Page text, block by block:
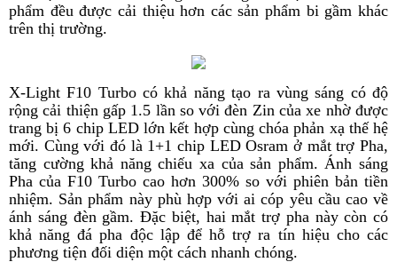
phẩm đều được cải thiệu hơn các sản phẩm bi gầm khác
trên thị trường.
X-Light F10 Turbo có khả năng tạo ra vùng sáng có độ
rộng cải thiện gấp 1.5 lần so với đèn Zin của xe nhờ được
trang bị 6 chip LED lớn kết hợp cùng chóa phản xạ thế hệ
mới. Cùng với đó là 1+1 chip LED Osram ở mắt trợ Pha,
tăng cường khả năng chiếu xa của sản phẩm. Ánh sáng
Pha của F10 Turbo cao hơn 300% so với phiên bản tiền
nhiệm. Sản phẩm này phù hợp với ai cóp yêu cầu cao về
ánh sáng đèn gầm. Đặc biệt, hai mắt trợ pha này còn có
khả năng đá pha độc lập để hỗ trợ ra tín hiệu cho các
phương tiện đối diện một cách nhanh chóng.